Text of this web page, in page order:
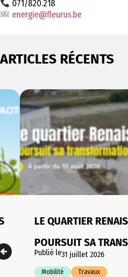
071/820.218
energie@fleurus.be
ARTICLES RÉCENTS
LE QUARTIER
POURSUIT SA
Publié le31 juillet 2026
Mobilité Travaux